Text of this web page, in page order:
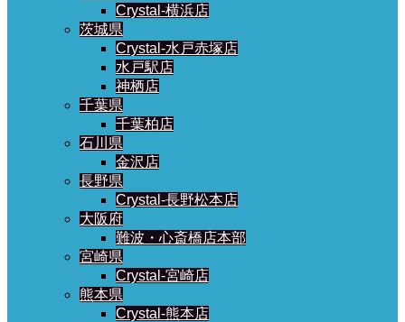
Crystal-横浜店
茨城県
Crystal-水戸赤塚店
水戸駅店
神栖店
千葉県
千葉柏店
石川県
金沢店
長野県
Crystal-長野松本店
大阪府
難波・心斎橋店本部
宮崎県
Crystal-宮崎店
熊本県
Crystal-熊本店